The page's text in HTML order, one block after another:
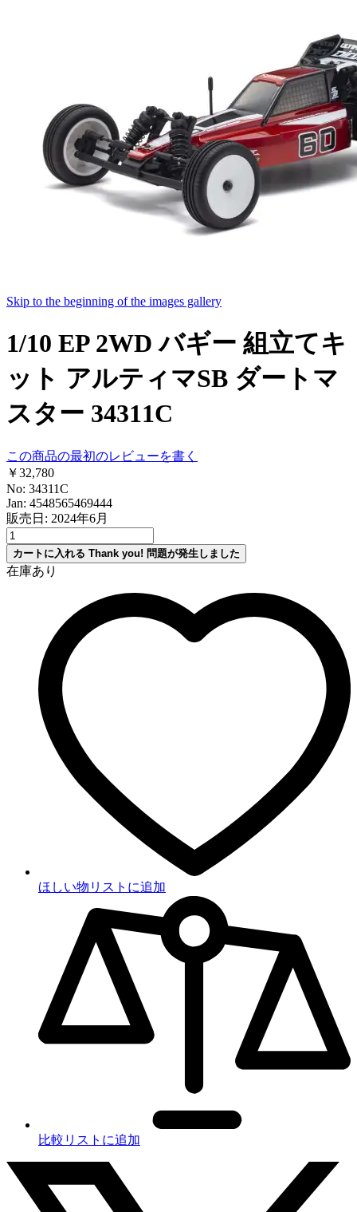
Skip to the beginning of the images gallery
1/10 EP 2WD バギー 組立てキ
ット アルティマSB ダートマ
スター 34311C
この商品の最初のレビューを書く
￥32,780
No: 34311C
Jan: 4548565469444
販売日: 2024年6月
カートに入れる Thank you! 問題が発生しました
在庫あり
ほしい物リストに追加
比較リストに追加